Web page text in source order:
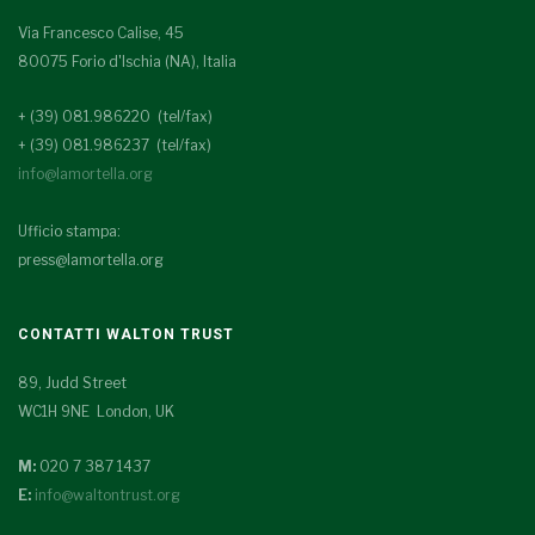
Via Francesco Calise, 45
80075 Forio d'Ischia (NA), Italia
+ (39) 081.986220 (tel/fax)
+ (39) 081.986237 (tel/fax)
info@lamortella.org
Ufficio stampa:
press@lamortella.org
CONTATTI WALTON TRUST
89, Judd Street
WC1H 9NE London, UK
M: 020 7 387 1437
E: info@waltontrust.org